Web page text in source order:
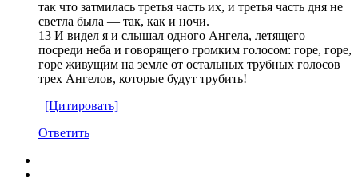
так что затмилась третья часть их, и третья часть дня не
светла была — так, как и ночи.
13 И видел я и слышал одного Ангела, летящего
посреди неба и говорящего громким голосом: горе, горе,
горе живущим на земле от остальных трубных голосов
трех Ангелов, которые будут трубить!
[Цитировать]
Ответить